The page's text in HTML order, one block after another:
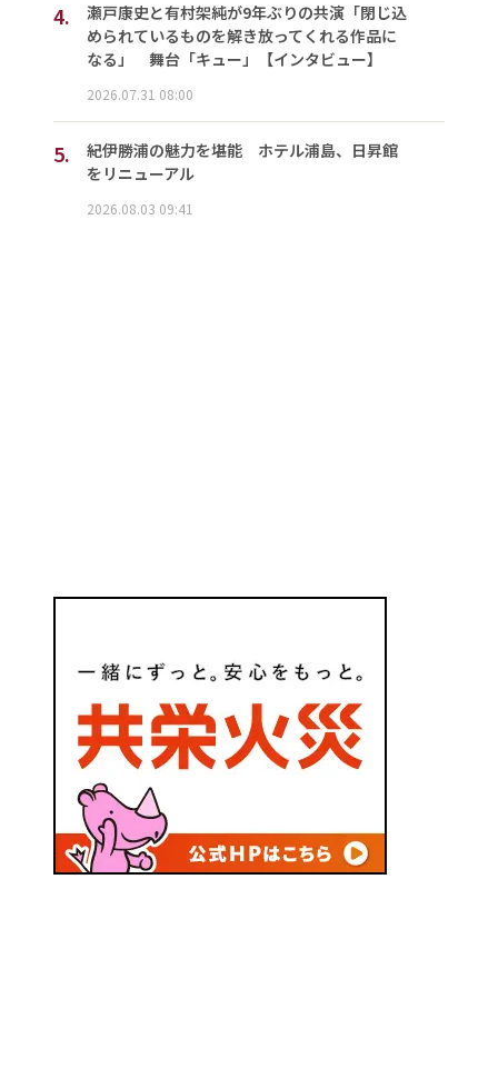
4.
瀬戸康史と有村架純が9年ぶりの共演「閉じ込
められているものを解き放ってくれる作品に
なる」 舞台「キュー」【インタビュー】
2026.07.31 08:00
5.
紀伊勝浦の魅力を堪能 ホテル浦島、日昇館
をリニューアル
2026.08.03 09:41